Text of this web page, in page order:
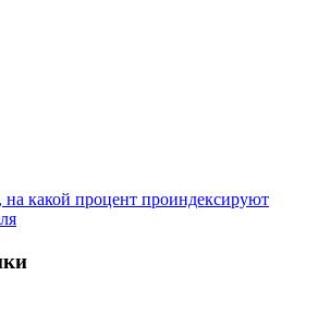
на какой процент проиндексируют